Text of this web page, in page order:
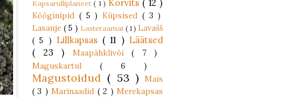
Kapsarulliplaneet( 1 ) Kõrvits ( 12 )
Kööginipid ( 5 ) Küpsised ( 3 )
Lasanje ( 5 ) Lasteraamat ( 1 ) Lavašš
( 5 ) Lillkapsas ( 11 ) Läätsed
( 23 ) Maapähklivõi( 7 )
Maguskartul ( 6 )
Magustoidud ( 53 ) Mais
( 3 )Marinaadid ( 2 )Merekapsas